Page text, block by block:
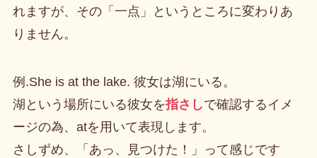
れますが、その「一点」というところに変わりあ
りません。
例.She is at the lake. 彼女は湖にいる。
湖という場所にいる彼女を指さしで確認するイメ
ージの為、atを用いて表現します。
さしずめ、「あっ、見つけた！」って感じです